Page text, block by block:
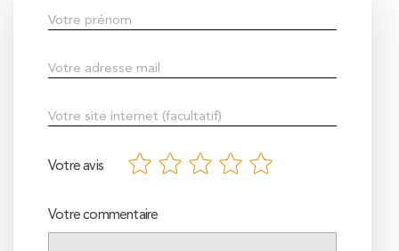
Votre avis
Votre commentaire